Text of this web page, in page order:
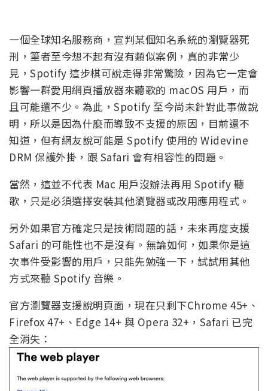
一個全球知名服務商，宣判某個知名系統的瀏覽器死
刑，筆者至今想不起有沒有類似案例，真的非常少
見，Spotify 這步棋可說走得非常驚險，因為它一定會
影響一群愛用網頁播放器來聽歌的 macOS 用戶，而
且可能還不少。為此，Spotify 至今尚未針對此事做說
明，所以是因為什麼而導致不支援的原因，目前還不
知道，但有網友說可能是 Spotify 使用的 Widevine
DRM 保護外掛，跟 Safari 會有相容性的問題。
當然，這並不代表 Mac 用戶沒辦法再用 Spotify 聽
歌，只是必須選擇安裝其他瀏覽器或改用應用程式。
另外如果官方確定只是技術問題的話，未來再度支援
Safari 的可能性也不是沒有。無論如何，如果你是這
次事件受影響的用戶，只能先勉強一下，試試用其他
方式來聽 Spotify 音樂。
官方瀏覽器支援說明頁面，現在只剩下Chrome 45+、
Firefox 47+、Edge 14+ 與 Opera 32+，Safari 已完
全消失：